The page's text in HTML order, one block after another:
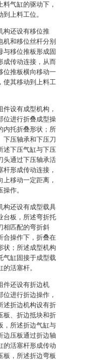
气缸的驱动下，
上料工位。
构还设有移位推
机和移位丝杆分别
与移位推板形成固
成传动连接，从而
位推板横向移动一
使其移动到上料工
设有成型机构，
位进行折叠成型操
内托折叠形状；所
下压轴承和下压刀
述下压气缸与下压
头通过下压轴承活
形成传动连接，
移动一定距离，
作。
构还设有成型载具
台板，所述弯折托
相匹配的弯折斜
合操作下，折叠在
状；所述成型机构
气缸固接于成型载
活塞杆。
件还设有折边机
进行折边操作，
述折边机构设有折
板、折边抵块和折
，所述折边气缸与
边压板通过折边轴
的活塞杆形成传动
板，所述折边弯板